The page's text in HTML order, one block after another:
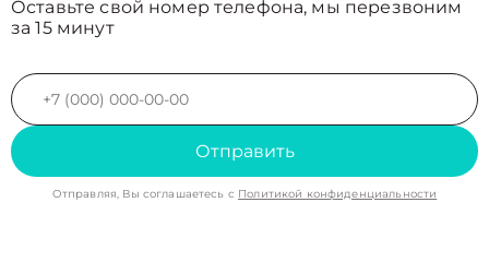
Оставьте свой номер телефона, мы перезвоним
за 15 минут
Отправить
Отправляя, Вы соглашаетесь с Политикой конфиденциальности